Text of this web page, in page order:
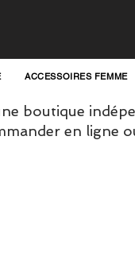
ACCESSOIRES FEMME
boutique
en ligne